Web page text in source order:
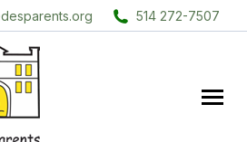
514 272-7507